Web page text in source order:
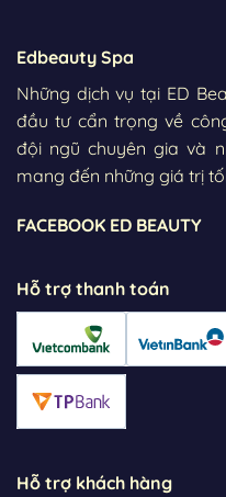
Hỗ trợ khách hàng
Edbeauty Spa
Những dịch vụ tại ED
đầu tư cẩn trọng về
đội ngũ chuyên gia và
mang đến những giá trị
FACEBOOK ED BEAUTY
Hỗ trợ thanh toán